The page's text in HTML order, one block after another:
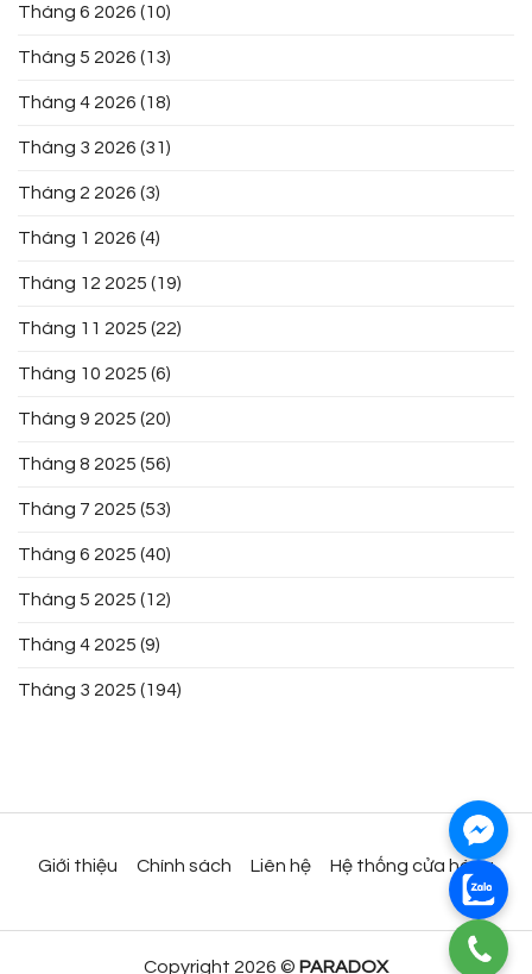
Tháng 6 2026 (10)
Tháng 5 2026 (13)
Tháng 4 2026 (18)
Tháng 3 2026 (31)
Tháng 2 2026 (3)
Tháng 1 2026 (4)
Tháng 12 2025 (19)
Tháng 11 2025 (22)
Tháng 10 2025 (6)
Tháng 9 2025 (20)
Tháng 8 2025 (56)
Tháng 7 2025 (53)
Tháng 6 2025 (40)
Tháng 5 2025 (12)
Tháng 4 2025 (9)
Tháng 3 2025 (194)
Giới thiệu Chính sách Liên hệ Hệ thống cửa hàng
Copyright 2026 © PARADOX